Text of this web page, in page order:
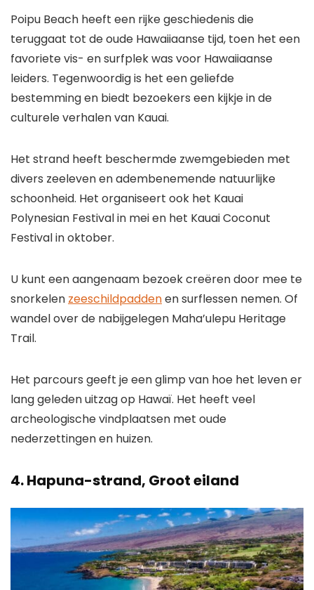
Poipu Beach heeft een rijke geschiedenis die
teruggaat tot de oude Hawaiiaanse tijd, toen het een
favoriete vis- en surfplek was voor Hawaiiaanse
leiders. Tegenwoordig is het een geliefde
bestemming en biedt bezoekers een kijkje in de
culturele verhalen van Kauai.
Het strand heeft beschermde zwemgebieden met
divers zeeleven en adembenemende natuurlijke
schoonheid. Het organiseert ook het Kauai
Polynesian Festival in mei en het Kauai Coconut
Festival in oktober.
U kunt een aangenaam bezoek creëren door mee te
snorkelen zeeschildpaddenen surflessen nemen. Of
wandel over de nabijgelegen Maha’ulepu Heritage
Trail.
Het parcours geeft je een glimp van hoe het leven er
lang geleden uitzag op Hawaï. Het heeft veel
archeologische vindplaatsen met oude
nederzettingen en huizen.
4.Hapuna-strand, Groot eiland